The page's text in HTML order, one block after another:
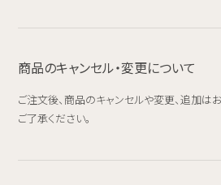
商品のキャンセル・変更について
ご注文後、商品のキャンセルや変更、追加は
ご了承ください。